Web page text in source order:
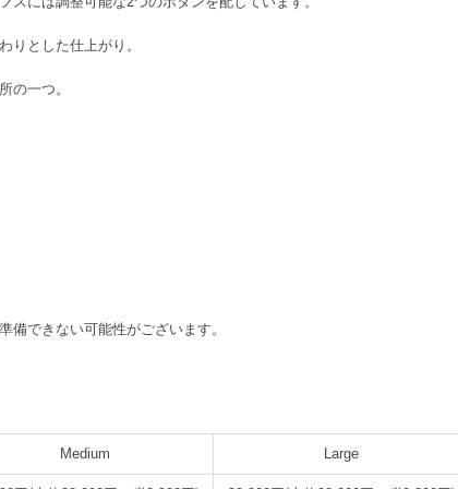
りとした仕上がり。
の一つ。
備できない可能性がございます。
Medium Large